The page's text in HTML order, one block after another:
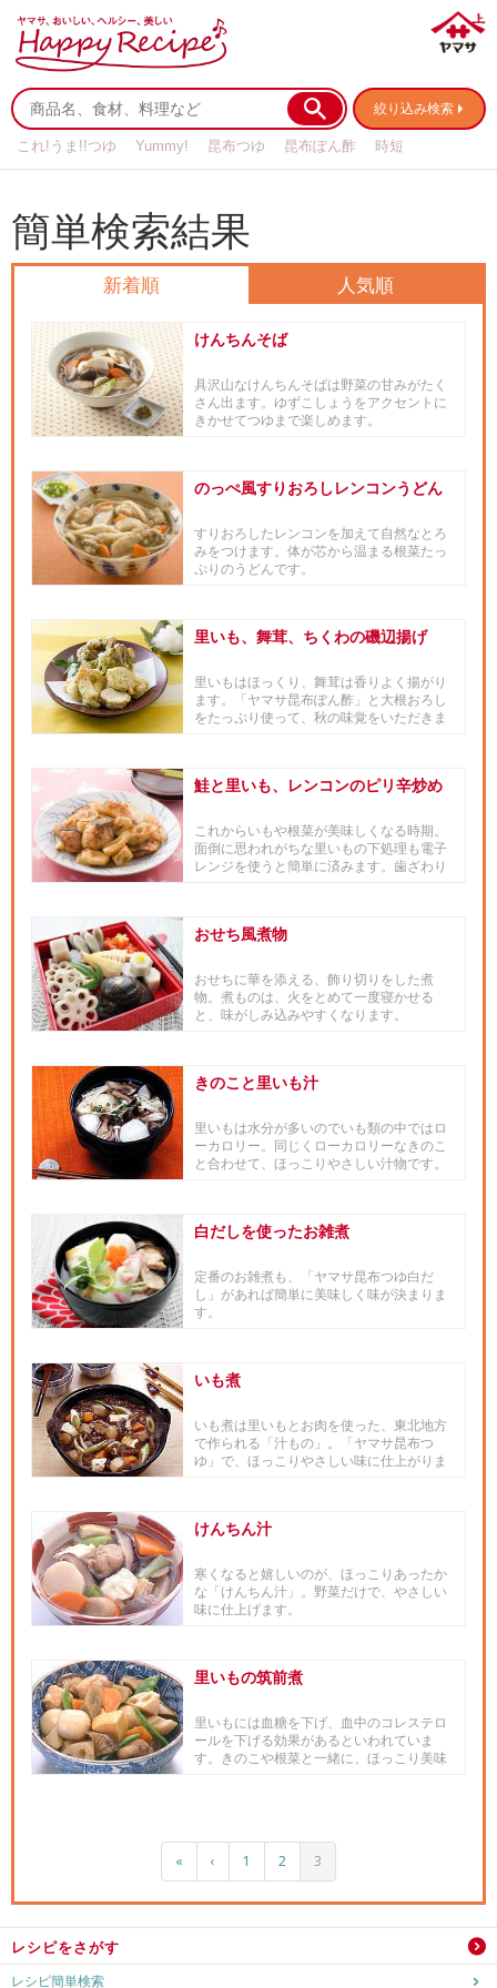
絞り込み検索
これ!うま!!つゆ Yummy! 昆布つゆ 昆布ぽん酢
時短
簡単検索結果
新着順 人気順
けんちんそば
具沢山なけんちんそばは野菜の甘みがたく
さん出ます。ゆずこしょうをアクセントに
きかせてつゆまで楽しめます。
のっぺ風すりおろしレンコンうどん
すりおろしたレンコンを加えて自然なとろ
みをつけます。体が芯から温まる根菜たっ
ぷりのうどんです。
里いも、舞茸、ちくわの磯辺揚げ
里いもはほっくり、舞茸は香りよく揚がり
ます。「ヤマサ昆布ぽん酢」と大根おろし
をたっぷり使って、秋の味覚をいただきま
鮭と里いも、レンコンのピリ辛炒め
これからいもや根菜が美味しくなる時期。
面倒に思われがちな里いもの下処理も電子
レンジを使うと簡単に済みます。歯ざわり
おせち風煮物
おせちに華を添える、飾り切りをした煮
物。煮ものは、火をとめて一度寝かせる
と、味がしみ込みやすくなります。
きのこと里いも汁
里いもは水分が多いのでいも類の中ではロ
ーカロリー。同じくローカロリーなきのこ
と合わせて、ほっこりやさしい汁物です。
白だしを使ったお雑煮
定番のお雑煮も、「ヤマサ昆布つゆ白だ
し」があれば簡単に美味しく味が決まりま
す。
いも煮
いも煮は里いもとお肉を使った、東北地方
で作られる「汁もの」。「ヤマサ昆布つ
ゆ」で、ほっこりやさしい味に仕上がりま
けんちん汁
寒くなると嬉しいのが、ほっこりあったか
な「けんちん汁」。野菜だけで、やさしい
味に仕上げます。
里いもの筑前煮
里いもには血糖を下げ、血中のコレステロ
ールを下げる効果があるといわれていま
す。きのこや根菜と一緒に、ほっこり美味
« ‹ 1 2 3
レシピをさがす
レシピ簡単検索